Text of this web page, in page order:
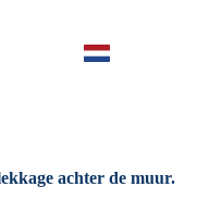
achter de muur.